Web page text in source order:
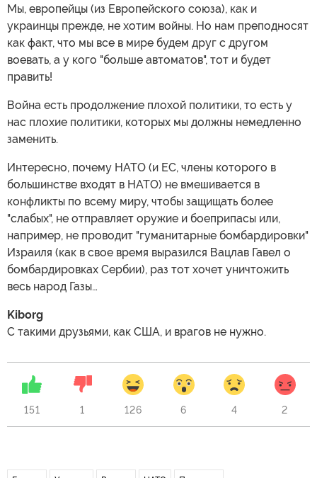
Мы, европейцы (из Европейского союза), как и
украинцы прежде, не хотим войны. Но нам преподносят
как факт, что мы все в мире будем друг с другом
воевать, а у кого "больше автоматов", тот и будет
править!
Война есть продолжение плохой политики, то есть у
нас плохие политики, которых мы должны немедленно
заменить.
Интересно, почему НАТО (и ЕС, члены которого в
большинстве входят в НАТО) не вмешивается в
конфликты по всему миру, чтобы защищать более
"слабых", не отправляет оружие и боеприпасы или,
например, не проводит "гуманитарные бомбардировки"
Израиля (как в свое время выразился Вацлав Гавел о
бомбардировках Сербии), раз тот хочет уничтожить
весь народ Газы…
Kiborg
С такими друзьями, как США, и врагов не нужно.
151 1 126 6 4 2